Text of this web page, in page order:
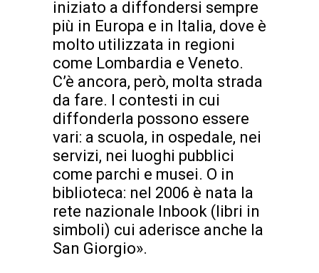
iniziato a diffondersi sempre
più in Europa e in Italia, dove è
molto utilizzata in regioni
come Lombardia e Veneto.
C’è ancora, però, molta strada
da fare. I contesti in cui
diffonderla possono essere
vari: a scuola, in ospedale, nei
servizi, nei luoghi pubblici
come parchi e musei. O in
biblioteca: nel 2006 è nata la
rete nazionale Inbook (libri in
simboli) cui aderisce anche la
San Giorgio».